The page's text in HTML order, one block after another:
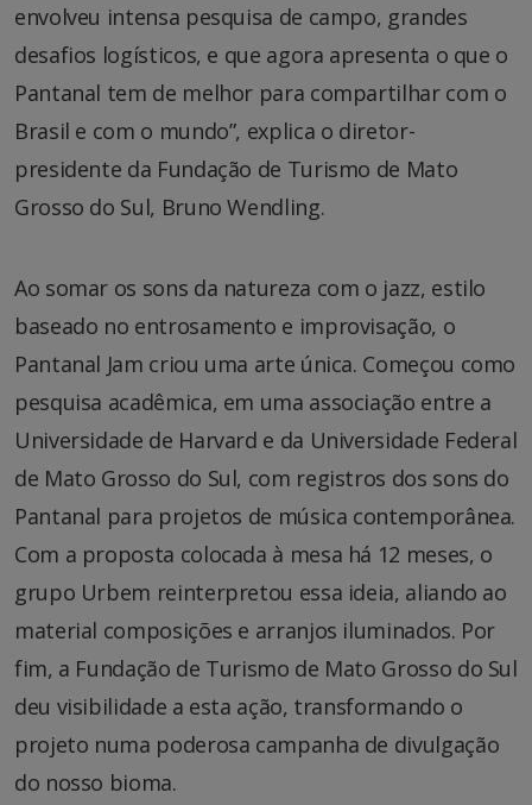
envolveu intensa pesquisa de campo, grandes
desafios logísticos, e que agora apresenta o que o
Pantanal tem de melhor para compartilhar com o
Brasil e com o mundo”, explica o diretor-
presidente da Fundação de Turismo de Mato
Grosso do Sul, Bruno Wendling.
Ao somar os sons da natureza com o jazz, estilo
baseado no entrosamento e improvisação, o
Pantanal Jam criou uma arte única. Começou como
pesquisa acadêmica, em uma associação entre a
Universidade de Harvard e da Universidade Federal
de Mato Grosso do Sul, com registros dos sons do
Pantanal para projetos de música contemporânea.
Com a proposta colocada à mesa há 12 meses, o
grupo Urbem reinterpretou essa ideia, aliando ao
material composições e arranjos iluminados. Por
fim, a Fundação de Turismo de Mato Grosso do Sul
deu visibilidade a esta ação, transformando o
projeto numa poderosa campanha de divulgação
do nosso bioma.